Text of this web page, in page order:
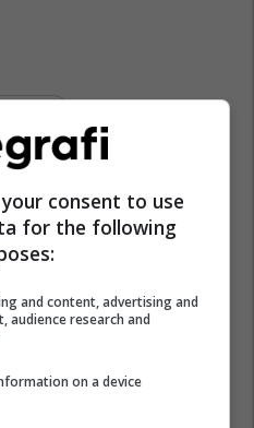
consent to use
for the following
and content, advertising and
audience research and
on a device